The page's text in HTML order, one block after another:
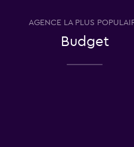
1 succursale
AGENCE LA PLUS
Budget